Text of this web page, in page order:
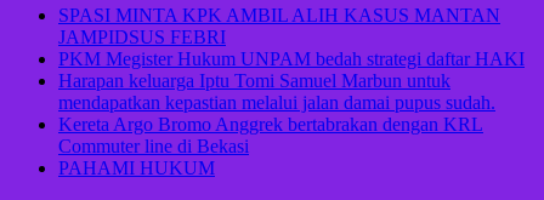
SPASI MINTA KPK AMBIL ALIH KASUS MANTAN
JAMPIDSUS FEBRI
PKM Megister Hukum UNPAM bedah strategi daftar HAKI
Harapan keluarga Iptu Tomi Samuel Marbun untuk
mendapatkan kepastian melalui jalan damai pupus sudah.
Kereta Argo Bromo Anggrek bertabrakan dengan KRL
Commuter line di Bekasi
PAHAMI HUKUM